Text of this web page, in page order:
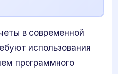
в современной
использования
программного